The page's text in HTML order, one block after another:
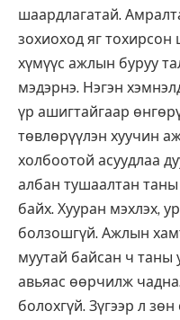
шаардлагатай.
зохиоход яг тохирсон
хүмүүс ажлын буруу
мэдэрнэ. Нэгэн
үр ашигтайгаар
төвлөрүүлэн хуучин
холбоотой асуудлаа
албан тушаалтан
байх. Хууран мэхлэх,
болзошгүй. Ажлын
муутай байсан ч таны
авьяас өөрчилж
болохгүй. Зүгээр л